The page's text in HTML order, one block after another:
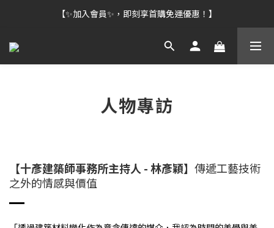
【✨加入會員✨，即刻享首購免運優惠！】
人物專訪
【十彥建築師事務所主持人 - 林彥穎】 傳遞工藝技術
之外的情感與價值